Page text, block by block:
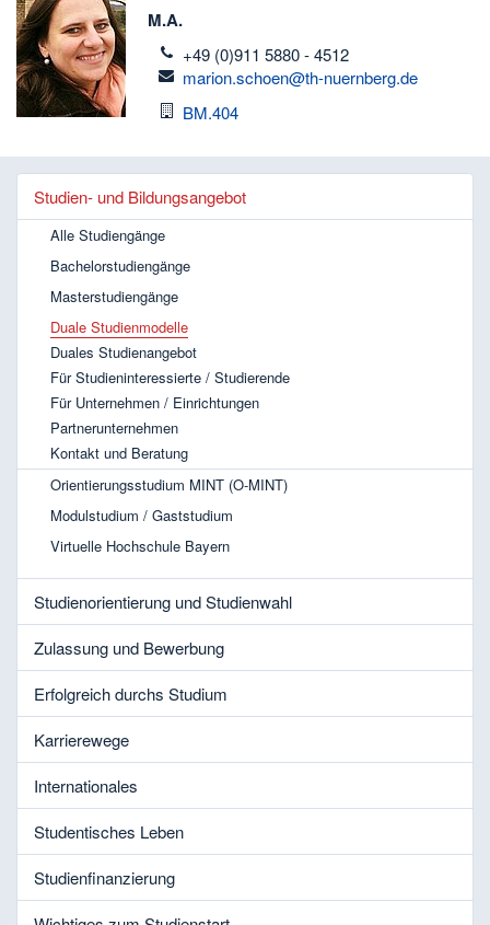
M.A.
telefon
+49 (0)911 5880 - 4512
email
marion.schoen@th-nuernberg.de
Raum
BM.404
Studien- und Bildungsangebot
Alle Studiengänge
Bachelorstudiengänge
Masterstudiengänge
Duale Studienmodelle
Duales Studienangebot
Für Studieninteressierte / Studierende
Für Unternehmen / Einrichtungen
Partnerunternehmen
Kontakt und Beratung
Orientierungsstudium MINT (O-MINT)
Modulstudium / Gaststudium
Virtuelle Hochschule Bayern
Studienorientierung und Studienwahl
Zulassung und Bewerbung
Erfolgreich durchs Studium
Karrierewege
Internationales
Studentisches Leben
Studienfinanzierung